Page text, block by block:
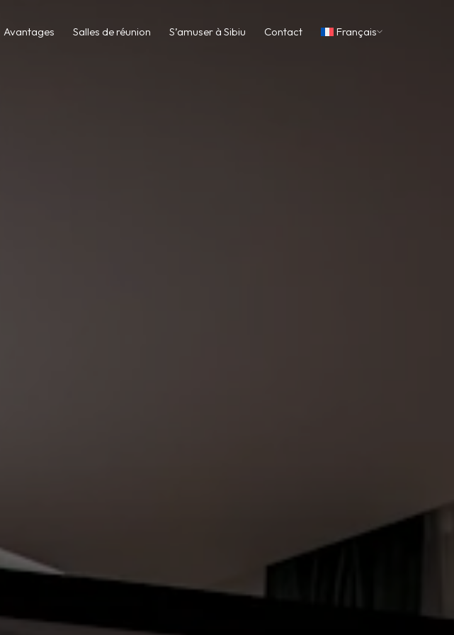
Avantages Salles de réunion S’amuser à Sibiu Contact Français